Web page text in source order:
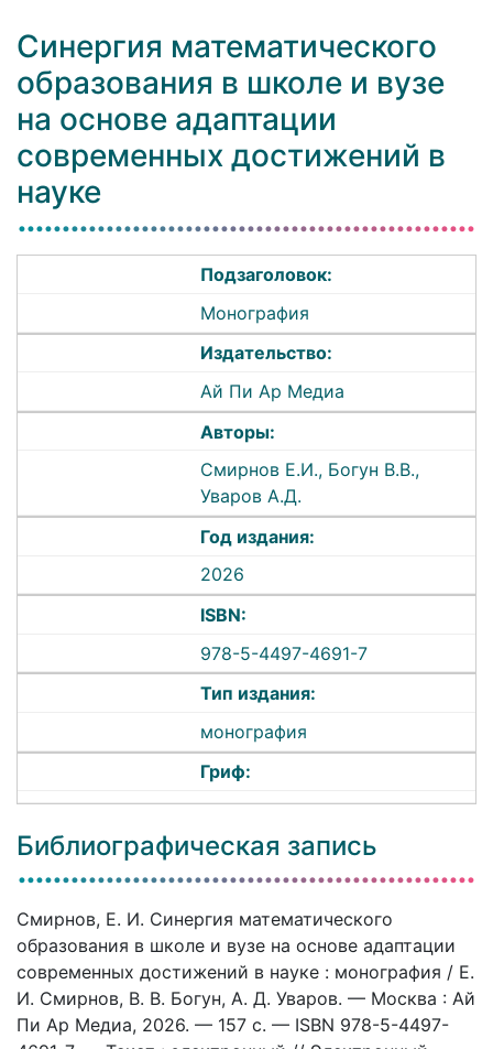
Синергия математического
образования в школе и вузе
на основе адаптации
современных достижений в
науке
Подзаголовок:
Монография
Издательство:
Ай Пи Ар Медиа
Авторы:
Смирнов Е.И., Богун В.В.,
Уваров А.Д.
Год издания:
2026
ISBN:
978-5-4497-4691-7
Тип издания:
монография
Гриф:
Библиографическая запись
Смирнов, Е. И. Синергия математического
образования в школе и вузе на основе адаптации
современных достижений в науке : монография / Е.
И. Смирнов, В. В. Богун, А. Д. Уваров. — Москва : Ай
Пи Ар Медиа, 2026. — 157 c. — ISBN 978-5-4497-